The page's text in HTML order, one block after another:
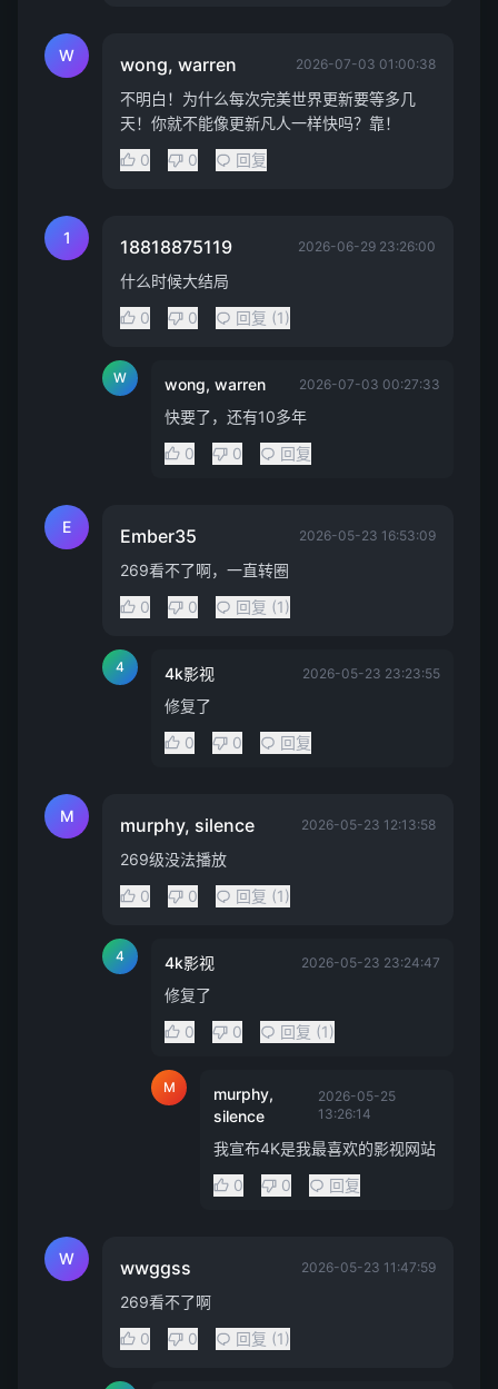
W wong, warren 2026-07-03 01:00:38
不明白！为什么每次完美世界更新要等多几
天！你就不能像更新凡人一样快吗？靠！
0
0 回复
1 18818875119 2026-06-29 23:26:00
什么时候大结局
0
0 回复 (1)
W wong, warren 2026-07-03 00:27:33
快要了，还有10多年
0
0 回复
E Ember35 2026-05-23 16:53:09
269看不了啊，一直转圈
0
0 回复 (1)
4 4k影视 2026-05-23 23:23:55
修复了
0
0 回复
M murphy, silence 2026-05-23 12:13:58
269级没法播放
0
0 回复 (1)
4 4k影视 2026-05-23 23:24:47
修复了
0
0 回复 (1)
M
murphy,
silence
2026-05-25
13:26:14
我宣布4K是我最喜欢的影视网站
0
0 回复
W wwggss 2026-05-23 11:47:59
269看不了啊
0
0 回复 (1)